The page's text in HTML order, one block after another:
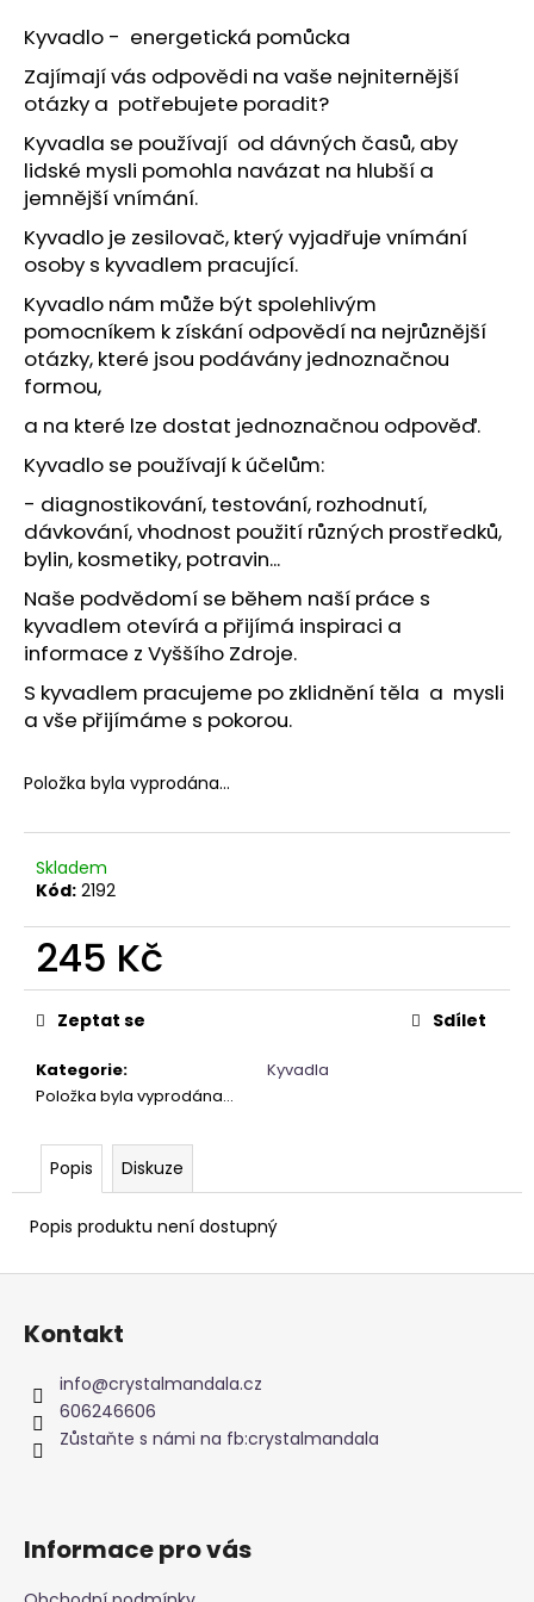
Kyvadlo - energetická pomůcka
Zajímají vás odpovědi na vaše nejniternější
otázky a potřebujete poradit?
Kyvadla se používají od dávných časů, aby
lidské mysli pomohla navázat na hlubší a
jemnější vnímání.
Kyvadlo je zesilovač, který vyjadřuje vnímání
osoby s kyvadlem pracující.
Kyvadlo nám může být spolehlivým
pomocníkem k získání odpovědí na nejrůznější
otázky, které jsou podávány jednoznačnou
formou,
a na které lze dostat jednoznačnou odpověď.
Kyvadlo se používají k účelům:
- diagnostikování, testování, rozhodnutí,
dávkování, vhodnost použití různých prostředků,
bylin, kosmetiky, potravin...
Naše podvědomí se během naší práce s
kyvadlem otevírá a přijímá inspiraci a
informace z Vyššího Zdroje.
S kyvadlem pracujeme po zklidnění těla a mysli
a vše přijímáme s pokorou.
Položka byla vyprodána…
Skladem
Kód: 2192
245 Kč
Měrná
cena:
Kategorie:
Kyvadla
Položka byla vyprodána…
Zeptat se Sdílet
Popis Diskuze
Popis produktu není dostupný
a
j
í
t
?
HLEDAT
D
p
o
u
č
u
j
e
m
e
NÁRAMEK
295
Z
Kontakt
info@crystalmandala.cz
606246606
Zůstaňte s námi na fb:crystalmandala
Informace pro vás